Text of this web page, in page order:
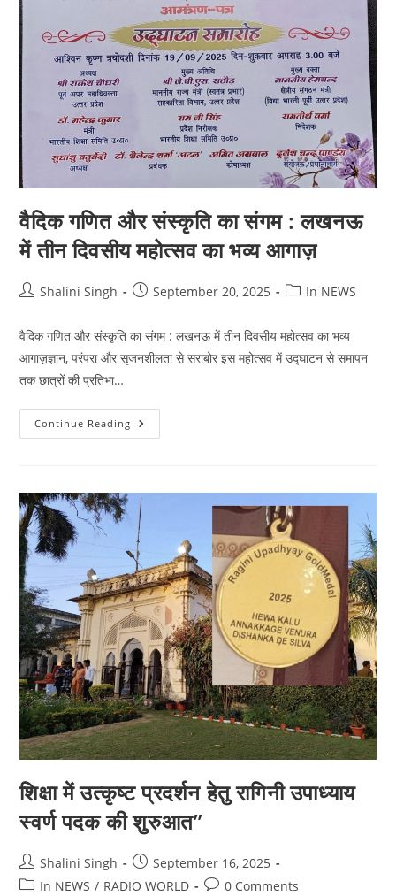
वैदिक गणित और संस्कृति का संगम : लखनऊ
में तीन दिवसीय महोत्सव का भव्य आगाज़
PostShalini Singh
PostSeptember 20, 2025
PostIn NEWS
वैदिक गणित और संस्कृति का संगम : लखनऊ में तीन दिवसीय महोत्सव का भव्य
आगाज़ज्ञान, परंपरा और सृजनशीलता से सराबोर इस महोत्सव में उद्घाटन से समापन
तक छात्रों की प्रतिभा…
Continue Reading वैदिक
गणित
:
लखनऊ
तीन
दिवसीय
महोत्सव
का
भव्य
आगाज़
शिक्षा में उत्कृष्ट प्रदर्शन हेतु रागिनी उपाध्याय
स्वर्ण पदक की शुरुआत”
Post
author:
Shalini Singh
Post
published:
September 16, 2025
PostIn NEWS / RADIO WORLD
Post0 Comments